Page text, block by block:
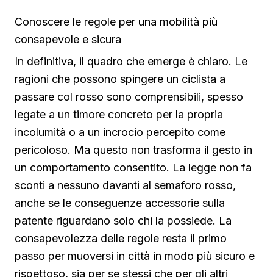
Conoscere le regole per una mobilità più
consapevole e sicura
In definitiva, il quadro che emerge è chiaro. Le
ragioni che possono spingere un ciclista a
passare col rosso sono comprensibili, spesso
legate a un timore concreto per la propria
incolumità o a un incrocio percepito come
pericoloso. Ma questo non trasforma il gesto in
un comportamento consentito. La legge non fa
sconti a nessuno davanti al semaforo rosso,
anche se le conseguenze accessorie sulla
patente riguardano solo chi la possiede. La
consapevolezza delle regole resta il primo
passo per muoversi in città in modo più sicuro e
rispettoso, sia per se stessi che per gli altri